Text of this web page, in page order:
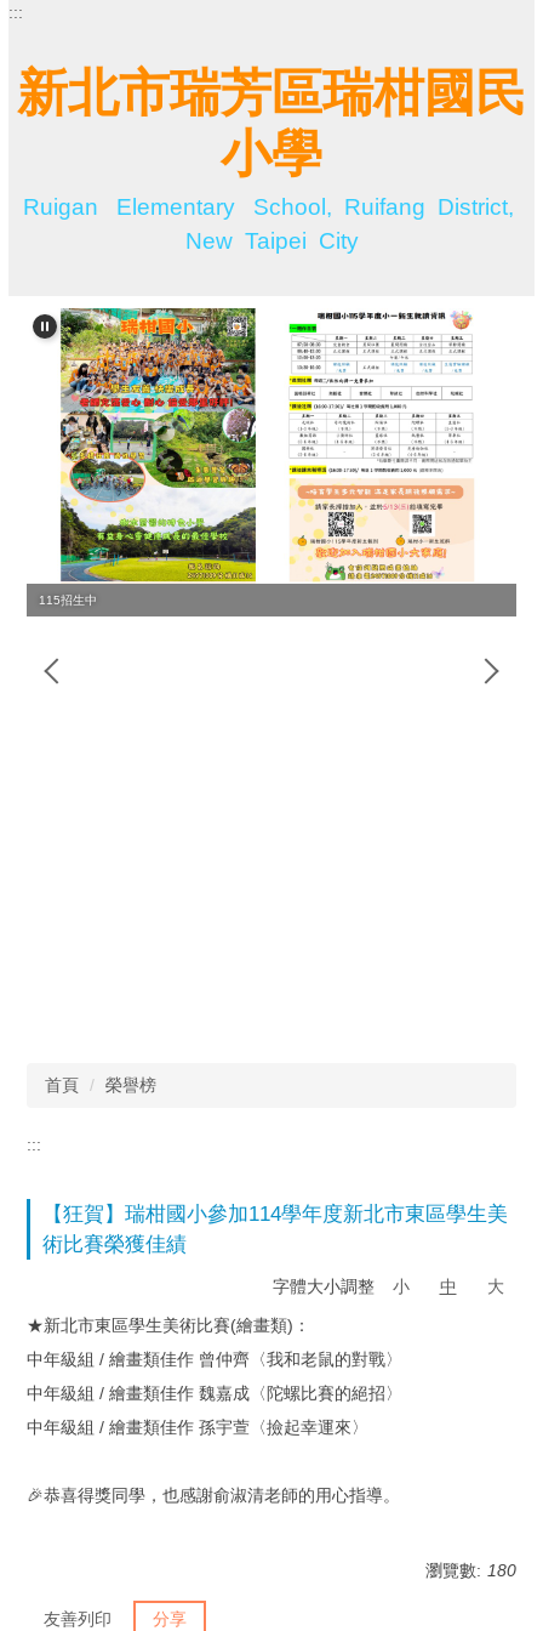
跳
主
要
內
:::
新北市瑞芳區瑞柑國民
小學
Ruigan Elementary School, Ruifang District,
New Taipei City
115招生中
首頁 榮譽榜
:::
【狂賀】瑞柑國小參加114學年度新北市東區學生美
術比賽榮獲佳績
字體大小調整 小 中
大
★新北市東區學生美術比賽(繪畫類)：
中年級組 / 繪畫類佳作 曾仲齊〈我和老鼠的對戰〉
中年級組 / 繪畫類佳作 魏嘉成〈陀螺比賽的絕招〉
中年級組 / 繪畫類佳作 孫宇萱〈撿起幸運來〉
🎉恭喜得獎同學，也感謝俞淑清老師的用心指導。
瀏覽數: 180
友善列印 分享